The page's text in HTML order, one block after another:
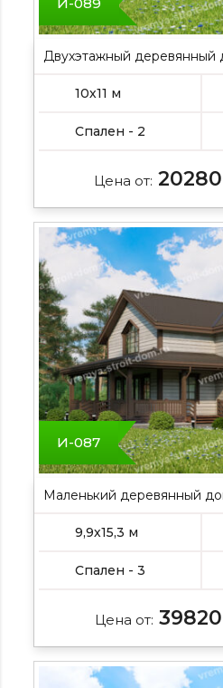
Двухэтажный деревянный
10х11 м
Спален - 2
Цена от:
И-087
Маленький деревянный
9,9х15,3 м
Спален - 3
Цена от: